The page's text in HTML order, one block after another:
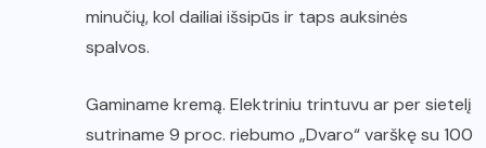
minučių, kol dailiai išsipūs ir taps auksinės
spalvos.
Gaminame kremą. Elektriniu trintuvu ar per sietelį
sutriname 9 proc. riebumo „Dvaro“ varškę su 100